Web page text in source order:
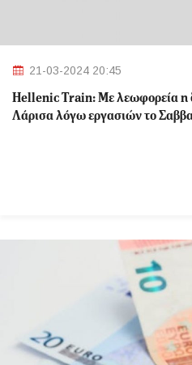
21-03-2024 20:45
Hellenic Train: Με λεωφορεία η
Λάρισα λόγω εργασιών το